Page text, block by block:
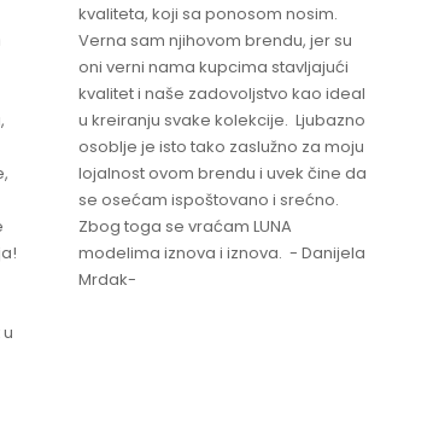
kvaliteta, koji sa ponosom nosim.
Verna sam njihovom brendu, jer su
oni verni nama kupcima stavljajući
kvalitet i naše zadovoljstvo kao ideal
u kreiranju svake kolekcije. Ljubazno
osoblje je isto tako zaslužno za moju
lojalnost ovom brendu i uvek čine da
se osećam ispoštovano i srećno.
Zbog toga se vraćam LUNA
modelima iznova i iznova. - Danijela
Mrdak-